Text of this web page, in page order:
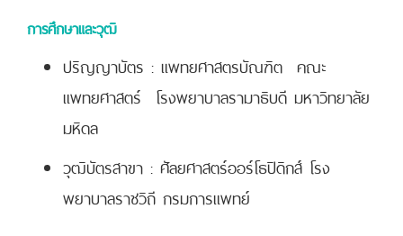
การศึกษาและวุฒิ
ปริญญาบัตร : แพทยศาสตรบัณฑิต คณะ
แพทยศาสตร์ โรงพยาบาลรามาธิบดี มหาวิทยาลัย
มหิดล
วุฒิบัตรสาขา : ศัลยศาสตร์ออร์โธปิดิกส์ โรง
พยาบาลราชวิถี กรมการแพทย์